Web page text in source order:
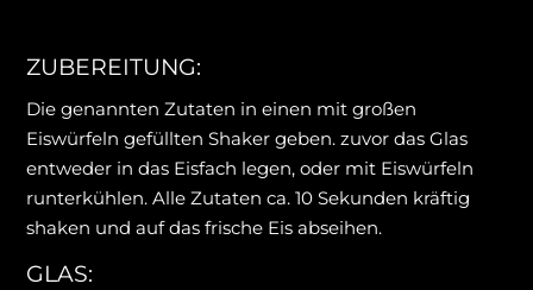
ZUBEREITUNG:
Die genannten Zutaten in einen mit großen
Eiswürfeln gefüllten Shaker geben. zuvor das Glas
entweder in das Eisfach legen, oder mit Eiswürfeln
runterkühlen. Alle Zutaten ca. 10 Sekunden kräftig
shaken und auf das frische Eis abseihen.
GLAS: